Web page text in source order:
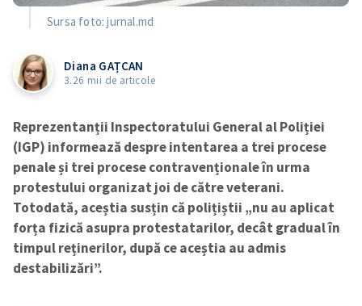
Sursa foto: jurnal.md
Diana GAȚCAN
3.26 mii de articole
Reprezentanții Inspectoratului General al Poliției
(IGP) informează despre intentarea a trei procese
penale și trei procese contravenționale în urma
protestului organizat joi de către veterani.
Totodată, aceștia susțin că polițiștii „nu au aplicat
forța fizică asupra protestatarilor, decât gradual în
timpul reținerilor, după ce aceștia au admis
destabilizări”.